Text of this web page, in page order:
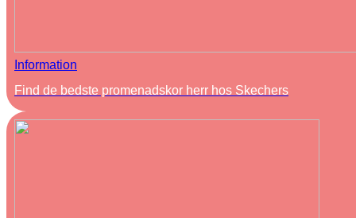
Information
Find de bedste promenadskor herr hos Skechers